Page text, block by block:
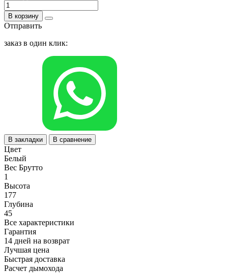
В корзину
Отправить
заказ в один клик:
В закладки В сравнение
Цвет
Белый
Вес Брутто
1
Высота
177
Глубина
45
Все характеристики
Гарантия
14 дней на возврат
Лучшая цена
Быстрая доставка
Расчет дымохода